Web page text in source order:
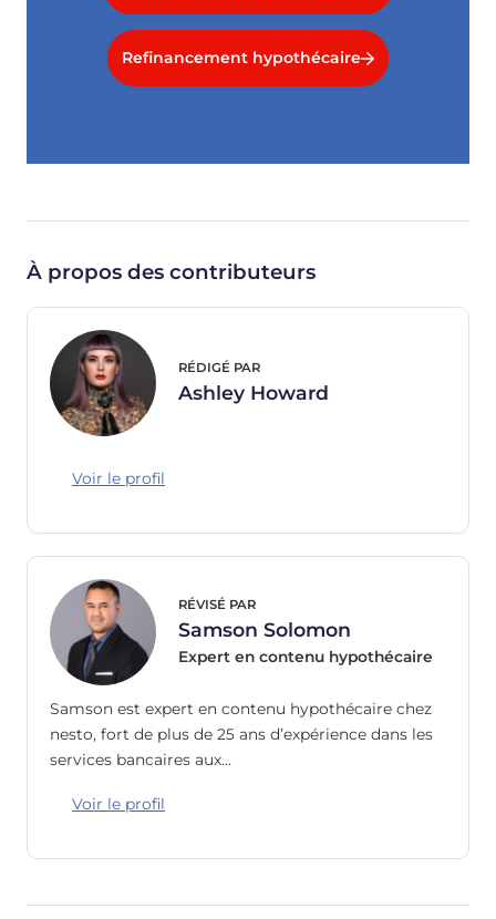
Refinancement hypothécaire
À propos des contributeurs
RÉDIGÉ PAR
Ashley Howard
Voir le profil
RÉVISÉ PAR
Samson Solomon
Expert en contenu hypothécaire
Samson est expert en contenu hypothécaire chez
nesto, fort de plus de 25 ans d’expérience dans les
services bancaires aux…
Voir le profil